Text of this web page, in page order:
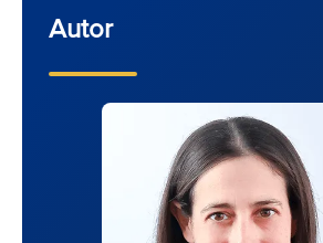
Autor